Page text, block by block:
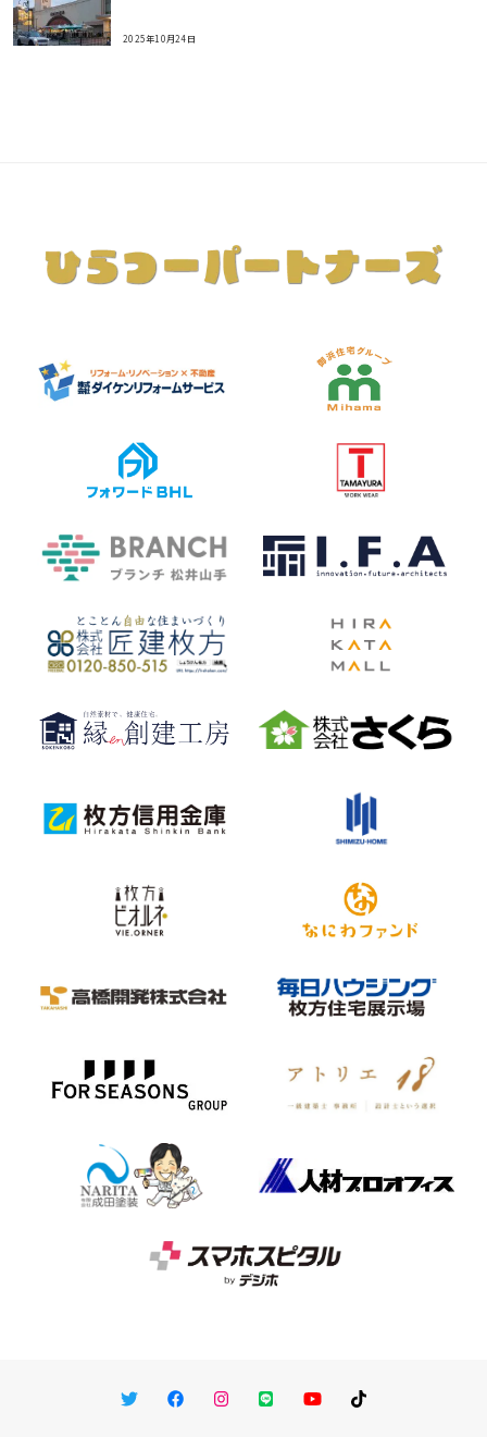
2025年10月24日
TwitterFacebookInstagram
LINE You TubeTikTok